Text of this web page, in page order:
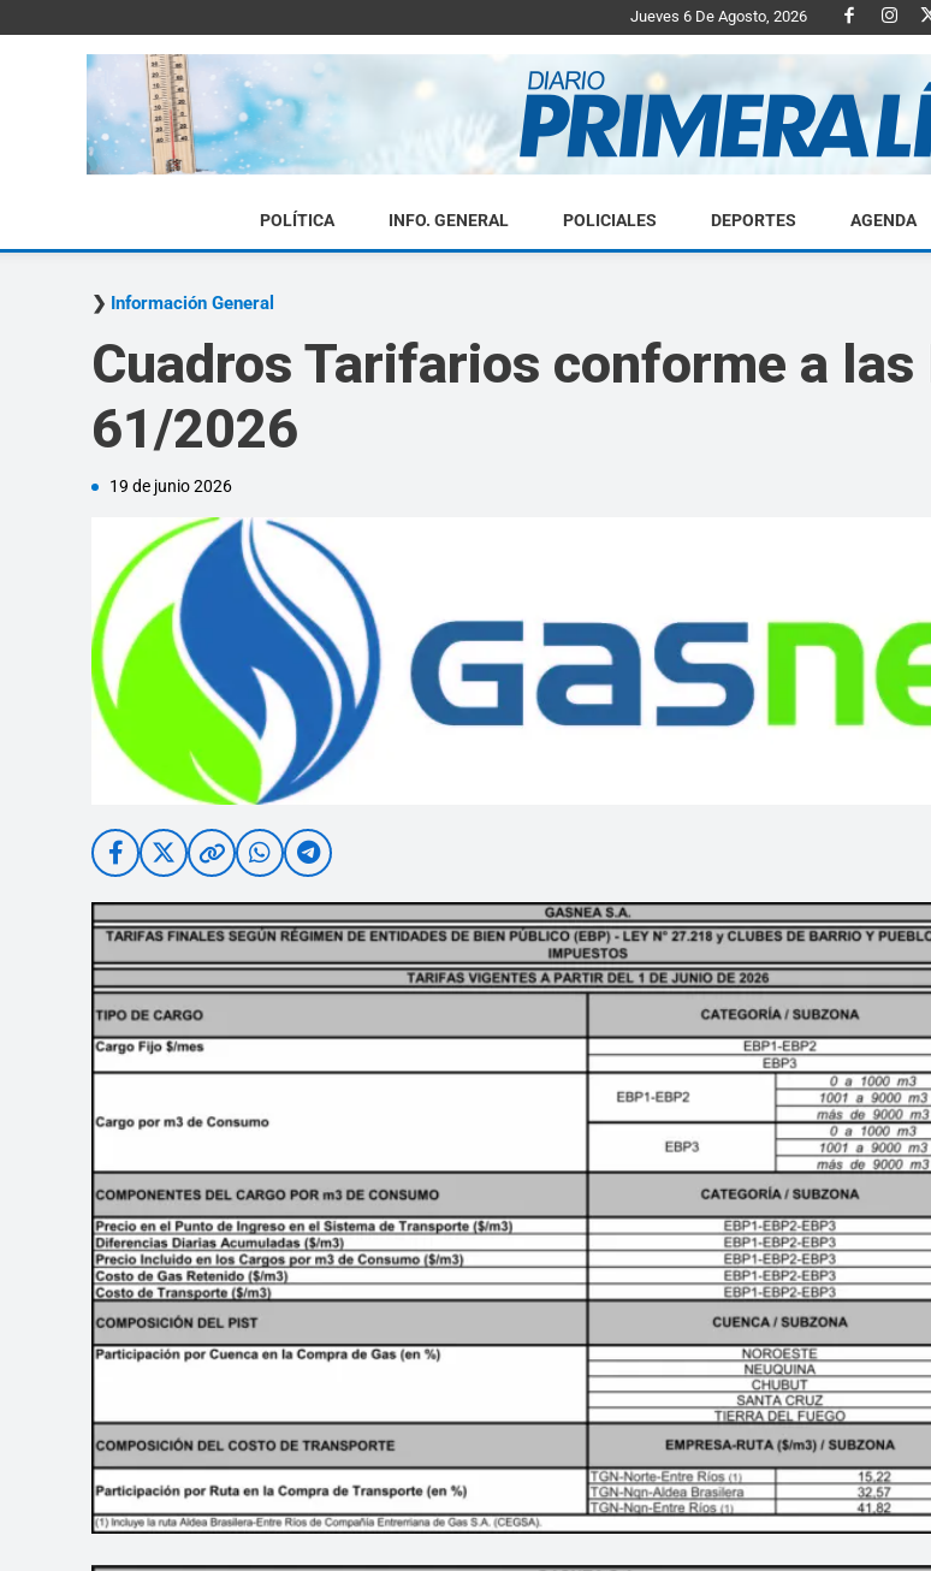
Jueves 6 De Agosto, 2026
Diario
POLÍTICA INFO. GENERAL POLICIALES DEPORTES AGENDA
Información General
Cuadros Tarifarios conforme a
61/2026
19 de junio 2026